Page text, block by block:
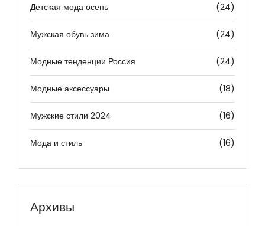
Детская мода осень (24)
Мужская обувь зима (24)
Модные тенденции Россия (24)
Модные аксессуары (18)
Мужские стили 2024 (16)
Мода и стиль (16)
Архивы